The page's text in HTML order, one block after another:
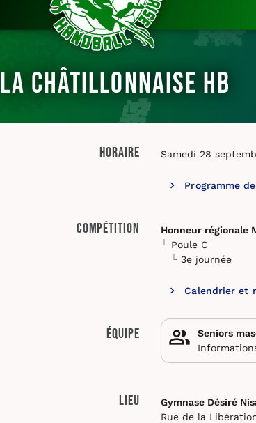
La Châtillonnaise HB
Horaire Samedi 28
Programme
Compétition
Honneur régionale
Poule C
3e journée
Calendrier et
Équipe
Seniors
Lieu
Gymnase Désiré
Rue de la